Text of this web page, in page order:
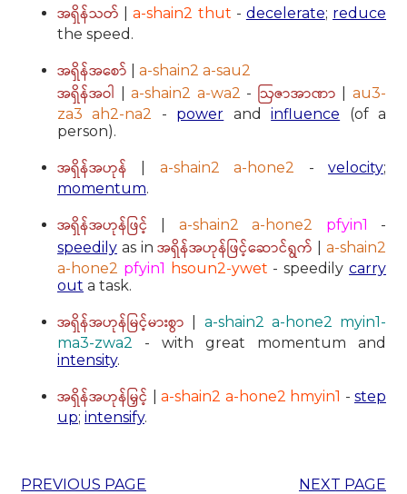
အရှိန်သတ် |a-shain2 thut - decelerate; reduce
the speed.
အရှိန်အစော် a-shain2 a-sau2
အရှိန်အဝါ |a-shain2 a-wa2 - ဩဇာအာဏာ |au3-
za3 ah2-na2
- power andinfluence (of a
person).
အရှိန်အဟုန် a-shain2 a-hone2 -velocity;
momentum.
အရှိန်အဟုန်ဖြင့် a-shain2 a-hone2 pfyin1 -
speedily as inအရှိန်အဟုန်ဖြင့်ဆောင်ရွက် |a-shain2
a-hone2 pfyin1 hsoun2-ywet - speedilycarry
out a task.
အရှိန်အဟုန်မြင့်မားစွာ
a-shain2 a-hone2 myin1-
ma3-zwa2
- with great momentum and
intensity.
အရှိန်အဟုန်မြှင့် a-shain2 a-hone2 hmyin1 - step
up; intensify.
PREVIOUS PAGE NEXT PAGE